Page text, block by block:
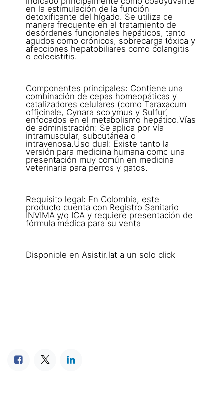
en la estimulación de la función
detoxificante del hígado. Se utiliza de
manera frecuente en el tratamiento de
desórdenes funcionales hepáticos, tanto
agudos como crónicos, sobrecarga tóxica y
afecciones hepatobiliares como colangitis
o colecistitis.
Componentes principales: Contiene una
combinación de cepas homeopáticas y
catalizadores celulares (como Taraxacum
officinale, Cynara scolymus y Sulfur)
enfocados en el metabolismo hepático.Vías
de administración: Se aplica por vía
intramuscular, subcutánea o
intravenosa.Uso dual: Existe tanto la
versión para medicina humana como una
presentación muy común en medicina
veterinaria para perros y gatos.
Requisito legal: En Colombia, este
producto cuenta con Registro Sanitario
INVIMA y/o ICA y requiere presentación de
fórmula médica para su venta
Disponible en Asistir.lat a un solo click